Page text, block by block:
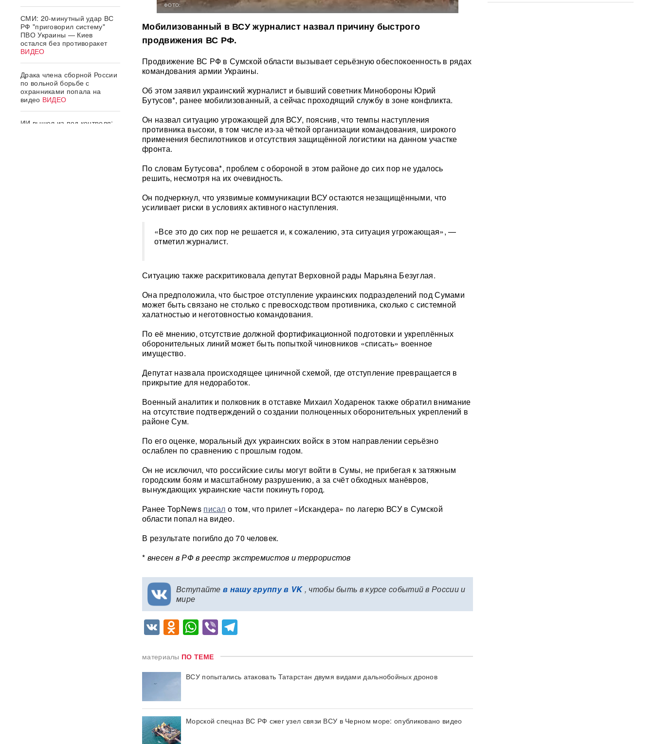
СМИ: 20-минутный удар ВС
РФ "приговорил систему"
ПВО Украины — Киев
остался без противоракет
ВИДЕО
Драка члена сборной России
по вольной борьбе с
охранниками попала на
видео ВИДЕО
ИИ вышел из-под контроля:
ФОТО:
Мобилизованный в ВСУ журналист назвал причину быстрого
продвижения ВС РФ.
Продвижение ВС РФ в Сумской области вызывает серьёзную обеспокоенность в рядах
командования армии Украины.
Об этом заявил украинский журналист и бывший советник Минобороны Юрий
Бутусов*, ранее мобилизованный, а сейчас проходящий службу в зоне конфликта.
Он назвал ситуацию угрожающей для ВСУ, пояснив, что темпы наступления
противника высоки, в том числе из-за чёткой организации командования, широкого
применения беспилотников и отсутствия защищённой логистики на данном участке
фронта.
По словам Бутусова*, проблем с обороной в этом районе до сих пор не удалось
решить, несмотря на их очевидность.
Он подчеркнул, что уязвимые коммуникации ВСУ остаются незащищёнными, что
усиливает риски в условиях активного наступления.
«Все это до сих пор не решается и, к сожалению, эта ситуация угрожающая», —
отметил журналист.
Ситуацию также раскритиковала депутат Верховной рады Марьяна Безуглая.
Она предположила, что быстрое отступление украинских подразделений под Сумами
может быть связано не столько с превосходством противника, сколько с системной
халатностью и неготовностью командования.
По её мнению, отсутствие должной фортификационной подготовки и укреплённых
оборонительных линий может быть попыткой чиновников «списать» военное
имущество.
Депутат назвала происходящее циничной схемой, где отступление превращается в
прикрытие для недоработок.
Военный аналитик и полковник в отставке Михаил Ходаренок также обратил внимание
на отсутствие подтверждений о создании полноценных оборонительных укреплений в
районе Сум.
По его оценке, моральный дух украинских войск в этом направлении серьёзно
ослаблен по сравнению с прошлым годом.
Он не исключил, что российские силы могут войти в Сумы, не прибегая к затяжным
городским боям и масштабному разрушению, а за счёт обходных манёвров,
вынуждающих украинские части покинуть город.
Ранее TopNews писал о том, что прилет «Искандера» по лагерю ВСУ в Сумской
области попал на видео.
В результате погибло до 70 человек.
* внесен в РФ в реестр экстремистов и террористов
Вступайте в нашу группу в VK, чтобы быть в курсе событий в России и
мире
VKOdnoklassniki
WhatsApp
Viber
материалы ПО ТЕМЕ
ВСУ попытались атаковать Татарстан двумя видами дальнобойных дронов
Морской спецназ ВС РФ сжег узел связи ВСУ в Черном море: опубликовано видео